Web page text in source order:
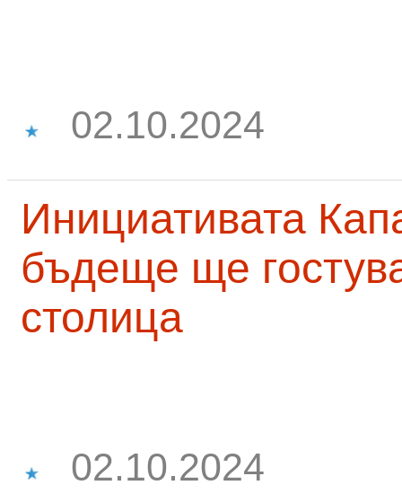
02.10.2024
Инициативата
бъдеще ще
столица
02.10.2024